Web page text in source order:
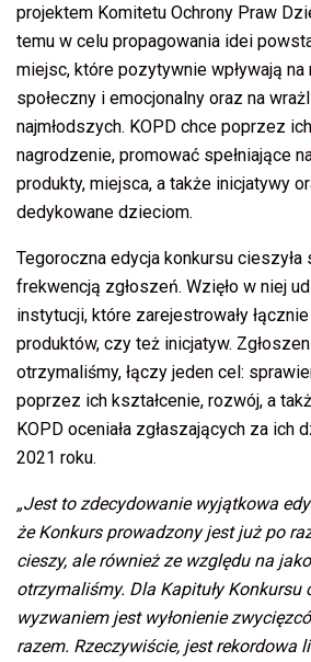
projektem Komitetu Ochrony Praw
temu w celu propagowania idei
miejsc, które pozytywnie wpływają
społeczny i emocjonalny oraz na
najmłodszych. KOPD chce poprzez
nagrodzenie, promować spełniające
produkty, miejsca, a także inicjatywy
dedykowane dzieciom.
Tegoroczna edycja konkursu cieszyła
frekwencją zgłoszeń. Wzięło w niej
instytucji, które zarejestrowały
produktów, czy też inicjatyw.
otrzymaliśmy, łączy jeden cel:
poprzez ich kształcenie, rozwój, a
KOPD oceniała zgłaszających za ich
2021 roku.
„Jest to zdecydowanie wyjątkowa
że Konkurs prowadzony jest już po
cieszy, ale również ze względu na
otrzymaliśmy. Dla Kapituły Konkursu
wyzwaniem jest wyłonienie
razem. Rzeczywiście, jest rekordowa